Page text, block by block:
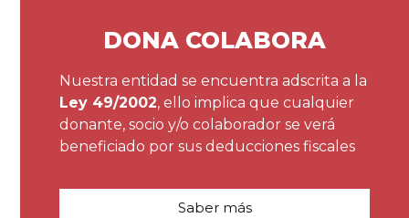
DONA COLABORA
Nuestra entidad se encuentra adscrita a la
Ley 49/2002, ello implica que cualquier
donante, socio y/o colaborador se verá
beneficiado por sus deducciones fiscales
Saber más